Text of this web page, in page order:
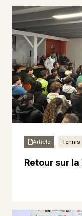
Article Tennis
Retour sur la